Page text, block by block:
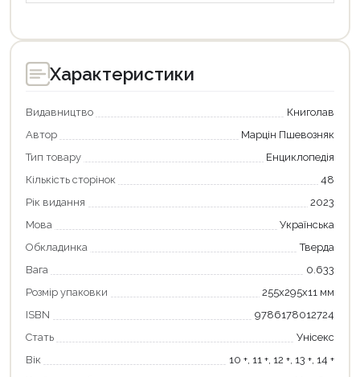
Характеристики
Видавництво
Книголав
Автор
Марцін Пшевозняк
Тип товару
Енциклопедія
Кількість сторінок
48
Рік видання
2023
Мова
Українська
Обкладинка
Тверда
Вага
0.633
Розмір упаковки
255х295х11 мм
ISBN
9786178012724
Стать
Унісекс
Вік
10 +, 11 +, 12 +, 13 +, 14 +